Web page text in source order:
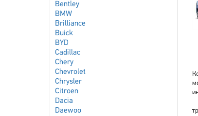
Bentley
BMW
Brilliance
Buick
BYD
Cadillac
Chery
Chevrolet
Chrysler
Citroen
Dacia
Daewoo